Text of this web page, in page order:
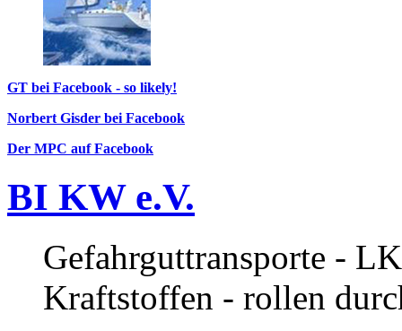
GT bei Facebook - so likely!
Norbert Gisder bei Facebook
Der MPC auf Facebook
BI KW e.V.
Gefahrguttransporte -
Kraftstoffen - rollen